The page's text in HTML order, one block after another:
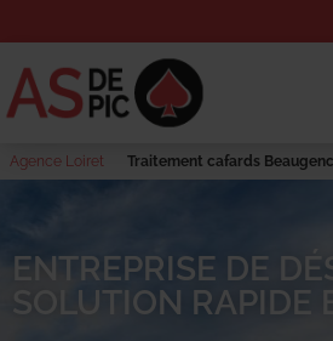
Agence Loiret Traitement cafards
ENTREPRISE DE
SOLUTION RAPIDE